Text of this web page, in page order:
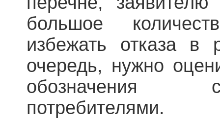
большое
избежать отказа в
очередь, нужно
обозначения
потребителями.